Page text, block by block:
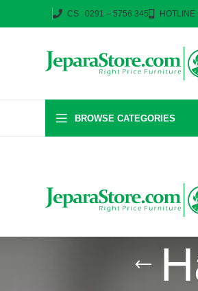
CS : 0291 – 5756 345
BROWSE CATEGORIES